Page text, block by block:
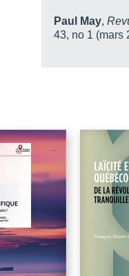
stratégie du refus
CHAPITRE 6_Retour
Paul May,
43, no 1 (mars